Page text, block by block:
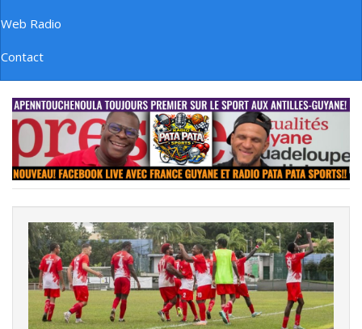
Web Radio
Contact
banniere_img